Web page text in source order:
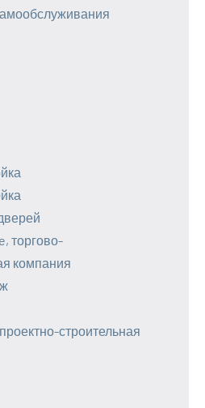
торгово-
компания
проектно-строительная